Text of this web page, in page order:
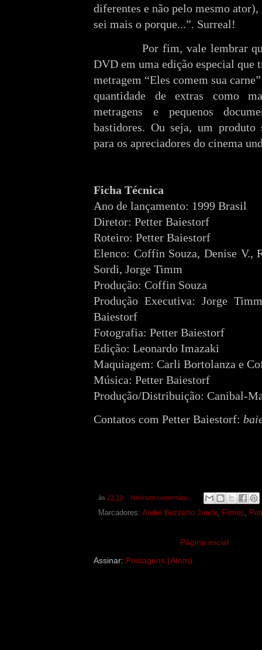
diferentes e não pelo mesmo
sei mais o porque...”. Surreal!
Por fim, vale lembrar
DVD em uma edição especial que
metragem “Eles comem sua
quantidade de extras como
metragens e pequenos
bastidores. Ou seja, um produto
para os apreciadores do cinema
Ficha Técnica
Ano de lançamento: 1999 Brasil
Diretor: Petter Baiestorf
Roteiro: Petter Baiestorf
Elenco: Coffin Souza, Denise V.,
Sordi, Jorge Timm
Produção: Coffin Souza
Produção Executiva: Jorge
Baiestorf
Fotografia: Petter Baiestorf
Edição: Leonardo Imazaki
Maquiagem: Carli Bortolanza e
Música: Petter Baiestorf
Produção/Distribuição: Canibal-
Contatos com Petter Baiestorf:
às 23:19 Nenhum comentário:
Marcadores: André Bozzetto Junior, Filmes,
Página inicial
Assinar: Postagens (Atom)